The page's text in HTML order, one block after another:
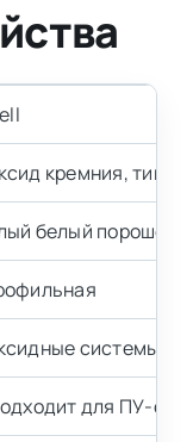
кремния,
белый порошок
системы,
для ПУ-